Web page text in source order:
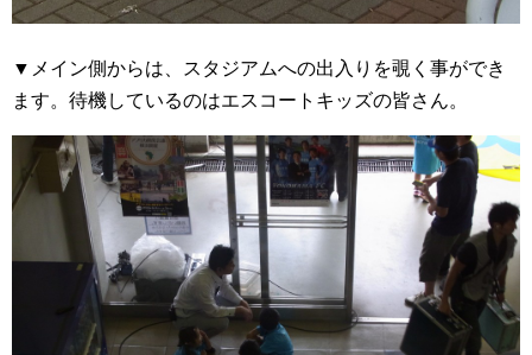
▼メイン側からは、スタジアムへの出入りを覗く事ができ
ます。待機しているのはエスコートキッズの皆さん。